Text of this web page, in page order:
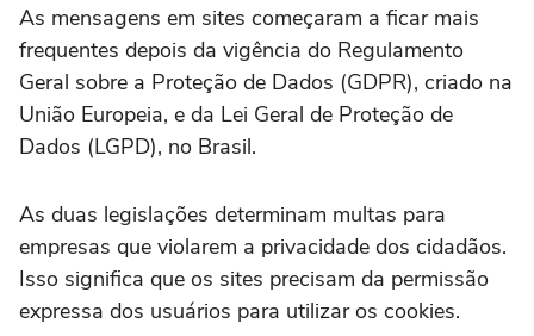
As mensagens em sites começaram a ficar mais
frequentes depois da vigência do Regulamento
Geral sobre a Proteção de Dados (GDPR), criado na
União Europeia, e da Lei Geral de Proteção de
Dados (LGPD), no Brasil.
As duas legislações determinam multas para
empresas que violarem a privacidade dos cidadãos.
Isso significa que os sites precisam da permissão
expressa dos usuários para utilizar os cookies.